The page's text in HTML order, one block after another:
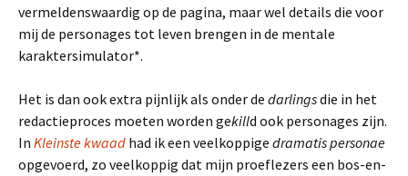
vermeldenswaardig op de pagina, maar wel details die voor
mij de personages tot leven brengen in de mentale
karaktersimulator*.
Het is dan ook extra pijnlijk als onder de darlingsdie in het
redactieproces moeten worden gekilld ook personages zijn.
In Kleinste kwaad had ik een veelkoppige dramatis personae
opgevoerd, zo veelkoppig dat mijn proeflezers een bos-en-